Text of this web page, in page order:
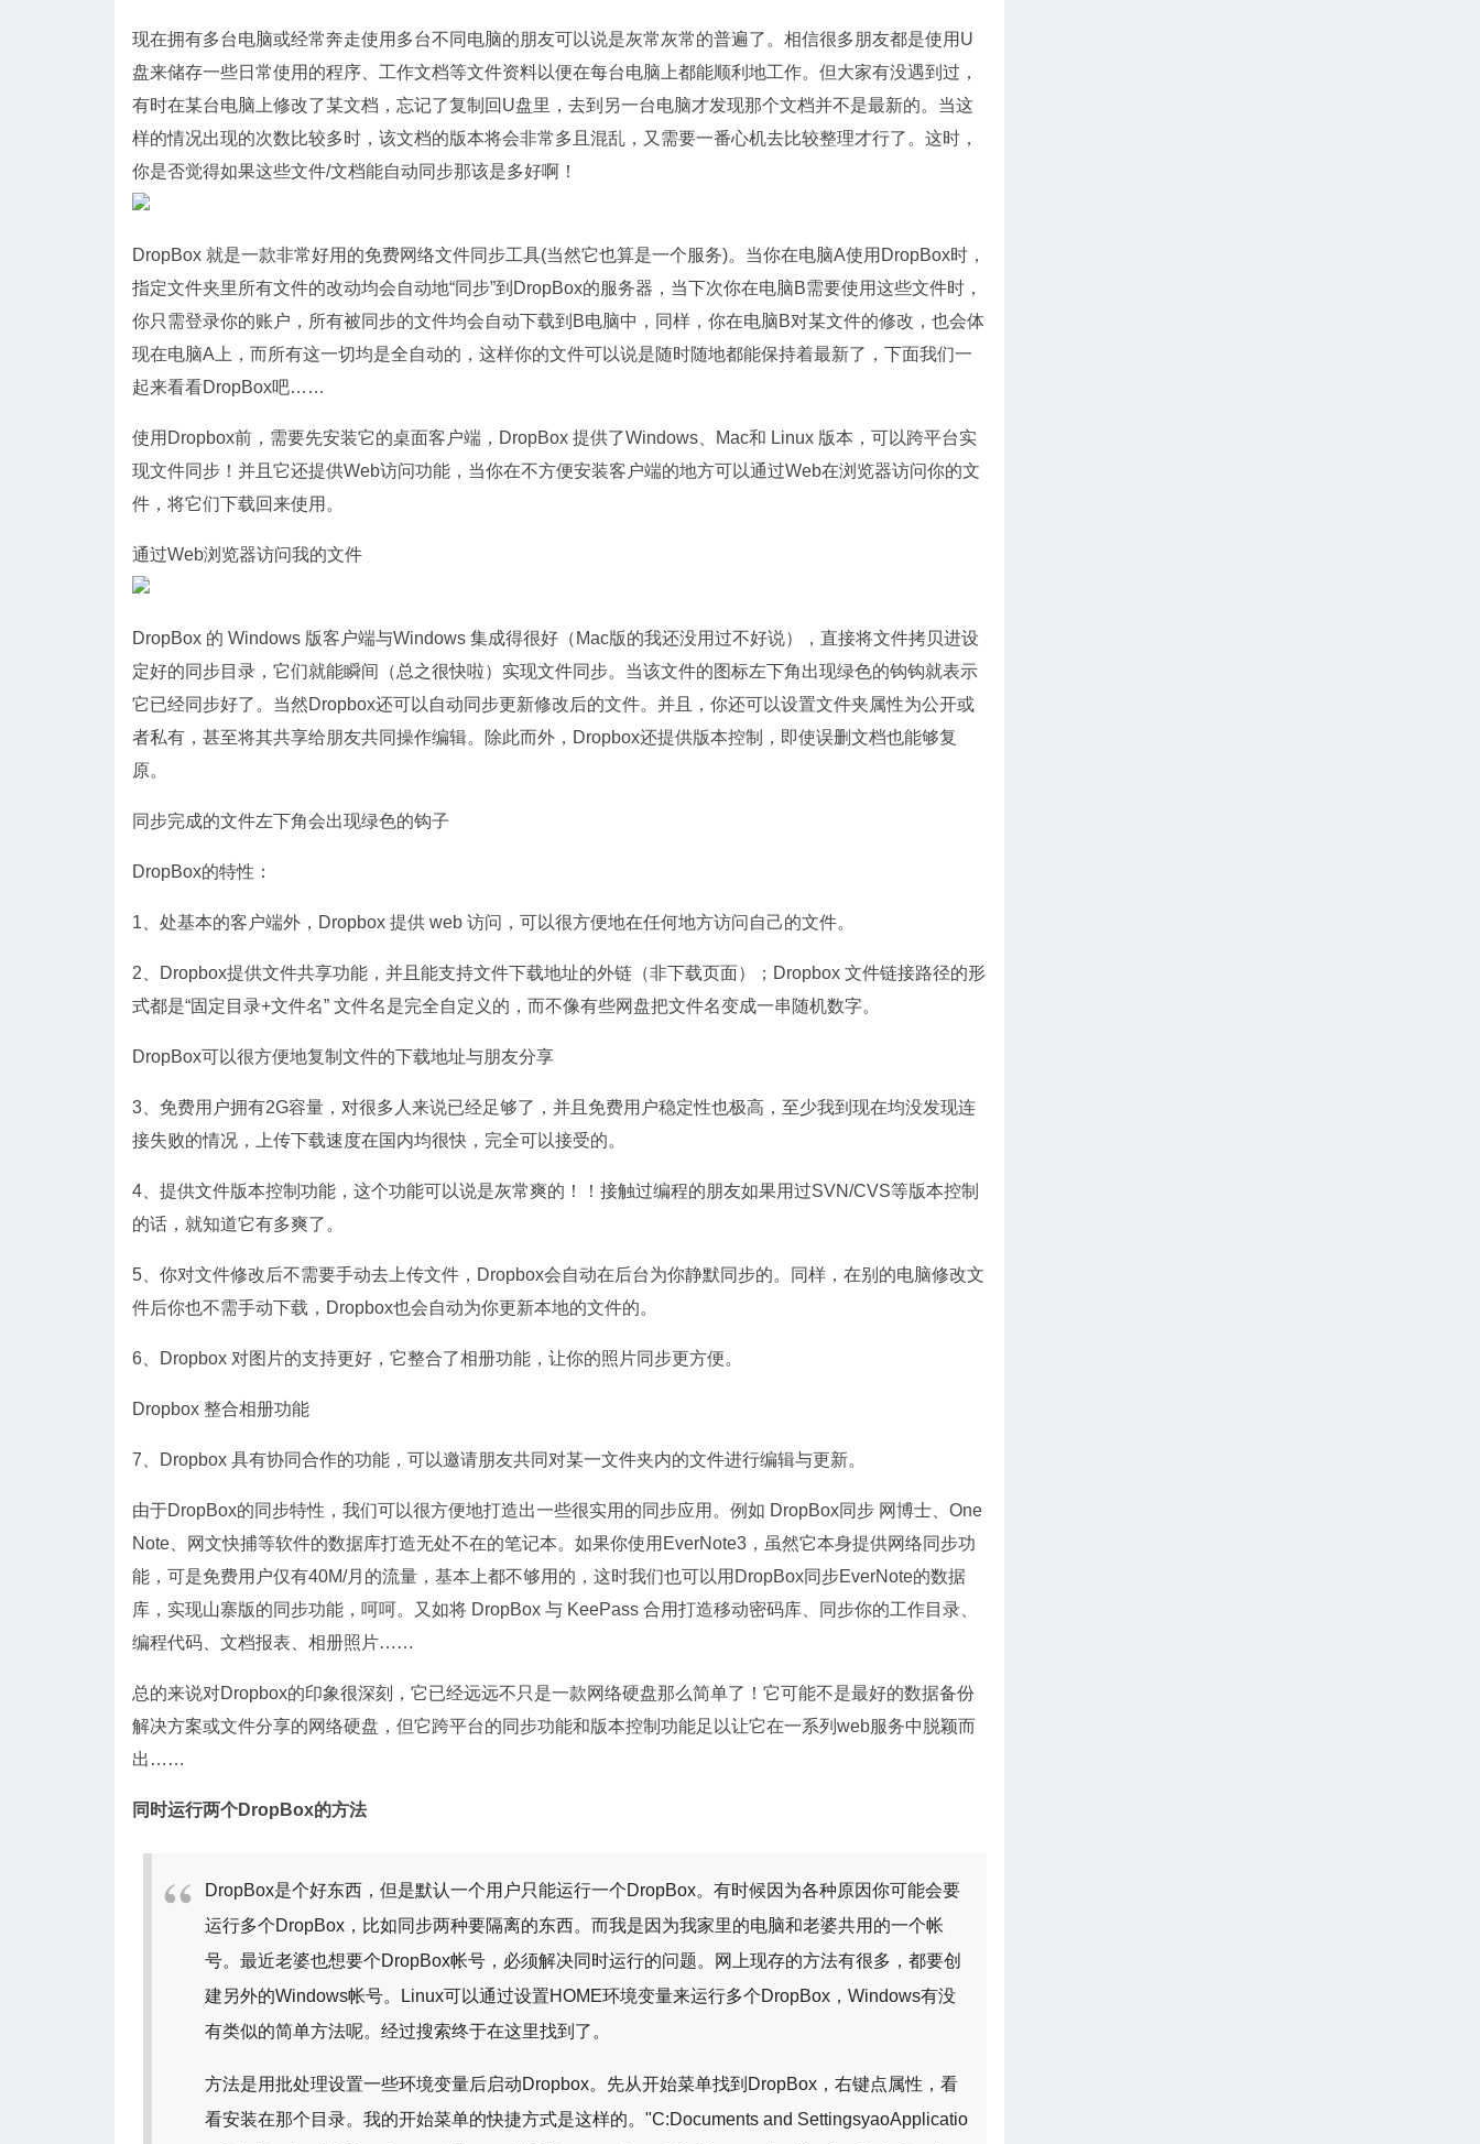
现在拥有多台电脑或经常奔走使用多台不同电脑的朋友可以说是灰常灰常的普遍了。相信很多朋友都是使用U
盘来储存一些日常使用的程序、工作文档等文件资料以便在每台电脑上都能顺利地工作。但大家有没遇到过，
有时在某台电脑上修改了某文档，忘记了复制回U盘里，去到另一台电脑才发现那个文档并不是最新的。当这
样的情况出现的次数比较多时，该文档的版本将会非常多且混乱，又需要一番心机去比较整理才行了。这时，
你是否觉得如果这些文件/文档能自动同步那该是多好啊！
DropBox 就是一款非常好用的免费网络文件同步工具(当然它也算是一个服务)。当你在电脑A使用DropBox时，
指定文件夹里所有文件的改动均会自动地“同步”到DropBox的服务器，当下次你在电脑B需要使用这些文件时，
你只需登录你的账户，所有被同步的文件均会自动下载到B电脑中，同样，你在电脑B对某文件的修改，也会体
现在电脑A上，而所有这一切均是全自动的，这样你的文件可以说是随时随地都能保持着最新了，下面我们一
起来看看DropBox吧……
使用Dropbox前，需要先安装它的桌面客户端，DropBox 提供了Windows、Mac和 Linux 版本，可以跨平台实
现文件同步！并且它还提供Web访问功能，当你在不方便安装客户端的地方可以通过Web在浏览器访问你的文
件，将它们下载回来使用。
通过Web浏览器访问我的文件
DropBox 的 Windows 版客户端与Windows 集成得很好（Mac版的我还没用过不好说），直接将文件拷贝进设
定好的同步目录，它们就能瞬间（总之很快啦）实现文件同步。当该文件的图标左下角出现绿色的钩钩就表示
它已经同步好了。当然Dropbox还可以自动同步更新修改后的文件。并且，你还可以设置文件夹属性为公开或
者私有，甚至将其共享给朋友共同操作编辑。除此而外，Dropbox还提供版本控制，即使误删文档也能够复
原。
同步完成的文件左下角会出现绿色的钩子
DropBox的特性：
1、处基本的客户端外，Dropbox 提供 web 访问，可以很方便地在任何地方访问自己的文件。
2、Dropbox提供文件共享功能，并且能支持文件下载地址的外链（非下载页面）；Dropbox 文件链接路径的形
式都是“固定目录+文件名” 文件名是完全自定义的，而不像有些网盘把文件名变成一串随机数字。
DropBox可以很方便地复制文件的下载地址与朋友分享
3、免费用户拥有2G容量，对很多人来说已经足够了，并且免费用户稳定性也极高，至少我到现在均没发现连
接失败的情况，上传下载速度在国内均很快，完全可以接受的。
4、提供文件版本控制功能，这个功能可以说是灰常爽的！！接触过编程的朋友如果用过SVN/CVS等版本控制
的话，就知道它有多爽了。
5、你对文件修改后不需要手动去上传文件，Dropbox会自动在后台为你静默同步的。同样，在别的电脑修改文
件后你也不需手动下载，Dropbox也会自动为你更新本地的文件的。
6、Dropbox 对图片的支持更好，它整合了相册功能，让你的照片同步更方便。
Dropbox 整合相册功能
7、Dropbox 具有协同合作的功能，可以邀请朋友共同对某一文件夹内的文件进行编辑与更新。
由于DropBox的同步特性，我们可以很方便地打造出一些很实用的同步应用。例如 DropBox同步 网博士、One
Note、网文快捕等软件的数据库打造无处不在的笔记本。如果你使用EverNote3，虽然它本身提供网络同步功
能，可是免费用户仅有40M/月的流量，基本上都不够用的，这时我们也可以用DropBox同步EverNote的数据
库，实现山寨版的同步功能，呵呵。又如将 DropBox 与 KeePass 合用打造移动密码库、同步你的工作目录、
编程代码、文档报表、相册照片……
总的来说对Dropbox的印象很深刻，它已经远远不只是一款网络硬盘那么简单了！它可能不是最好的数据备份
解决方案或文件分享的网络硬盘，但它跨平台的同步功能和版本控制功能足以让它在一系列web服务中脱颖而
出……
同时运行两个DropBox的方法
DropBox是个好东西，但是默认一个用户只能运行一个DropBox。有时候因为各种原因你可能会要
运行多个DropBox，比如同步两种要隔离的东西。而我是因为我家里的电脑和老婆共用的一个帐
号。最近老婆也想要个DropBox帐号，必须解决同时运行的问题。网上现存的方法有很多，都要创
建另外的Windows帐号。Linux可以通过设置HOME环境变量来运行多个DropBox，Windows有没
有类似的简单方法呢。经过搜索终于在这里找到了。
方法是用批处理设置一些环境变量后启动Dropbox。先从开始菜单找到DropBox，右键点属性，看
看安装在那个目录。我的开始菜单的快捷方式是这样的。"C:Documents and SettingsyaoApplicatio